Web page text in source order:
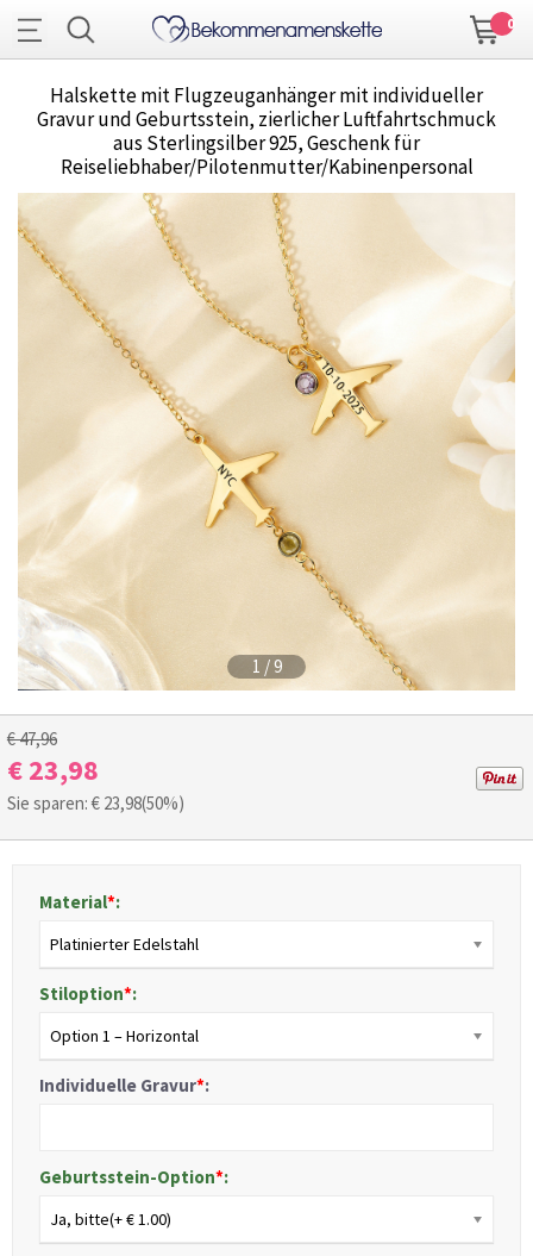
0
Halskette mit Flugzeuganhänger mit individueller
Gravur und Geburtsstein, zierlicher Luftfahrtschmuck
aus Sterlingsilber 925, Geschenk für
Reiseliebhaber/Pilotenmutter/Kabinenpersonal
1 /9
€ 47,96
€ 23,98
Sie sparen: € 23,98(50%)
Material*:
Platinierter Edelstahl
Stiloption*:
Option 1 – Horizontal
Individuelle Gravur*:
Geburtsstein-Option*:
Ja, bitte(+ € 1.00)